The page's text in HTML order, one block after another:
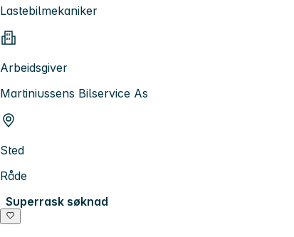
Lastebilmekaniker
Arbeidsgiver
Martiniussens Bilservice As
Sted
Råde
Superrask søknad